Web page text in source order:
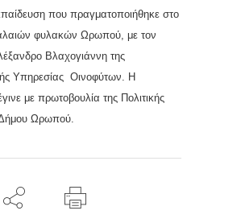
που πραγματοποιήθηκε στο
φυλακών Ωρωπού, με τον
Βλαχογιάννη της
Υπηρεσίας Οινοφύτων. Η
με πρωτοβουλία της Πολιτικής
Ωρωπού.